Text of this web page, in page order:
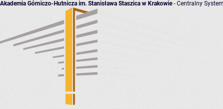
Akademia Górniczo-Hutnicza im. Stanisława Staszica w Krakowie- Centralny